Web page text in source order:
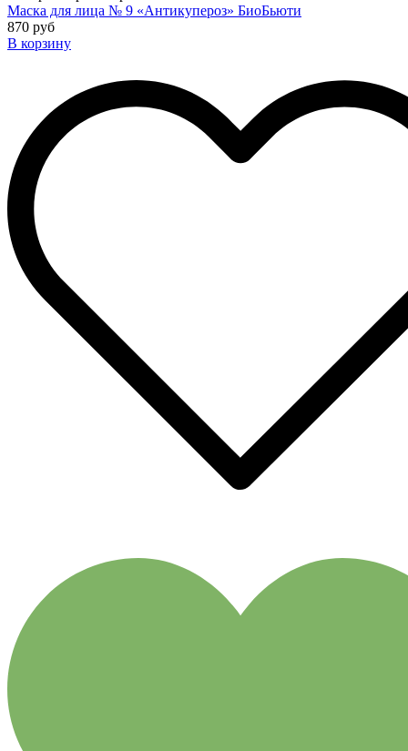
Маска для лица № 9 «Антикупероз» БиоБьюти
870 руб
В корзину